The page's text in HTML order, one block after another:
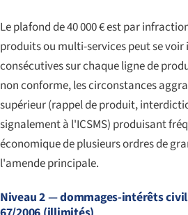
Le plafond de 40 000 € est par
produits ou multi-services peut se
consécutives sur chaque ligne de
non conforme, les circonstances
supérieur (rappel de produit,
signalement à l'ICSMS) produisant
économique de plusieurs ordres de
l'amende principale.
Niveau 2 — dommages-intérêts